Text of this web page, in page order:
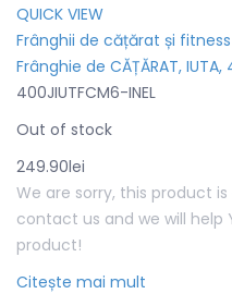
QUICK VIEW
Frânghii de cățărat și fitness
Frânghie de CĂȚĂRAT,
400JIUTFCM6-INEL
Out of stock
249.90lei
We are sorry, this product
contact us and we will
product!
Citește mai mult